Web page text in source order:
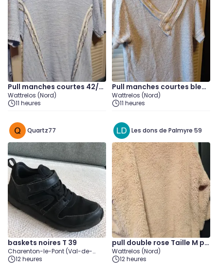
Pull manches courtes 42/4
4
Wattrelos (Nord)
11 heures
Pull manches courtes bleu
chiné "Taille 42/44"
Wattrelos (Nord)
11 heures
Quartz77
baskets noires T 39
Charenton-le-Pont (Val-de-
Marne)
12 heures
Les dons de Palmyre 59
pull double rose Taille M pe
u porté
Wattrelos (Nord)
12 heures